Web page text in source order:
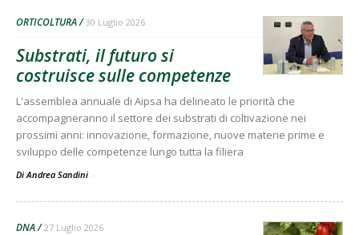
ORTICOLTURA 30 Luglio 2026
Substrati, il futuro si
costruisce sulle competenze
L'assemblea annuale di Aipsa ha delineato le priorità che
accompagneranno il settore dei substrati di coltivazione nei
prossimi anni: innovazione, formazione, nuove materie prime e
sviluppo delle competenze lungo tutta la filiera
Di Andrea Sandini -
DNA 27 Luglio 2026